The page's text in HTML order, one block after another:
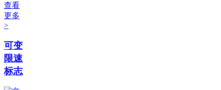
查看
更多
>
可变
限速
标志